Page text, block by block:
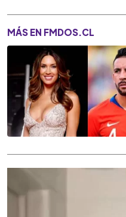
MÁS EN FMDOS.CL